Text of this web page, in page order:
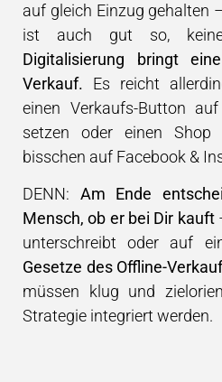
auf gleich Einzug gehalten
ist auch gut so,
Digitalisierung bringt
Verkauf. Es reicht
einen Verkaufs-Button
setzen oder einen Shop
bisschen auf Facebook &
DENN: Am Ende
Mensch, ob er bei Dir kauft
unterschreibt oder auf
Gesetze des Offline-
müssen klug und
Strategie integriert werden.